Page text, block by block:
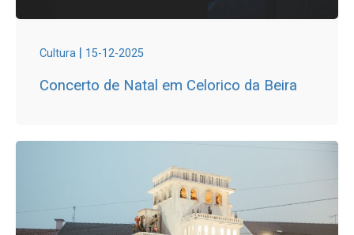
Cultura | 15-12-2025
Concerto de Natal em Celorico da Beira